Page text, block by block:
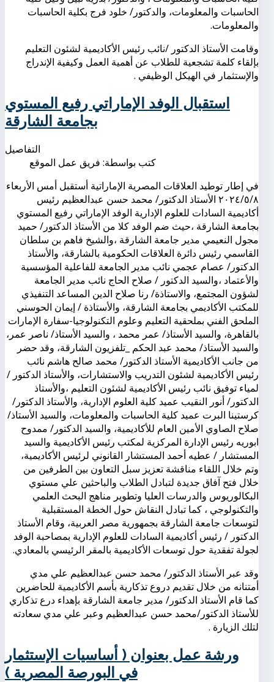
الحاسبات والمعلومات، والدكتور/ خلود فرج بكلية الحاسبات
والمعلومات.
وقامت الأستاذ الدكتور /نائب رئيس الأكاديمية لشئون التعليم
بإلقاء كلمة تشجعية للطلاب عن أهمية العمل وكيفية الإندراج
والإستثمار في الهيكل الوظيفي .
استقبال الوفد الإماراتي رفيع المستوي
بجامعة الشارقة
التفاصيل
كتب بواسطة: فريق عمل الموقع
في إطار توطيد العلاقات المصرية الإماراتية أستقبل أمس الأربعاء
٢٠٢٤/٥/٨ الأستاذ الدكتور/ محمد حسن عبدالعظيم رئيس
أكاديمية السادات للعلوم الإدارية الوفد الإماراتي رفيع المستوي
بجامعة الشارقة ،حيث ضم الوفد كلا من الأستاذ الدكتور/ حميد
مجول النعيمي مدير جامعة الشارقة ،والشيخ فاهم بن سلطان
القاسمي رئيس دائرة العلاقات الحكومية بالشارقة، والأستاذ
الدكتور/ عصام عجمي نائب مدير الجامعة للفاعلية المؤسسية
والأعتماد ،والسيد الدكتور / صلاح الحاج نائب مدير الجامعة
لشؤون المجتمع، والاستاذة/ رنا صلاح الدين المساعد التنفيذي
للمكتب الأكاديمي بجامعة الشارقة، والأستاذة / إيمان الحوسني
الملحق الفني بملحقية التعليم وعلوم التكنولوجيا-سفارة الإمارات
بالقاهرة، والسيد الأستاذ/ عمر محمد ، والسيد الأستاذ/ ناصر عمر،
والسيد الأستاذ/ محمد عبد الحكم _تلفزيون الشارقة، وقد حضر
من جانب الأكاديمية الأستاذ الدكتور/ محمد صالح هاشم نائب
رئيس الأكاديمية لشئون التدريب والاستشارات، والأستاذ الدكتور /
لمياء توفيق نائب رئيس الأكاديمية لشئون التعليم ،والأستاذ
الدكتور/ أنور النقيب عميد كلية العلوم الإدارية، والأستاذ الدكتور/
كرستينا البرت عميد كلية الحاسبات والمعلومات، والسيد الأستاذ/
صلاح الصاوي الأمين العام للأكاديمية، والسيد الدكتور/ ممدوح
ابوريه رئيس الإدارة المركزية لمكتب رئيس الأكاديمية والسيد
المستشار / عطيه أحمد المستشار القانوني لرئيس الأكاديمية،
وتم خلال اللقاء مناقشة تعزيز سبل التعاون بين الطرفين من
خلال فتح آفاق جديدة لتبادل الطلاب والباحثين علي مستوي
البكالوريوس والدرسات العليا وتطوير مناهج البحث العلمي
والتكنولوجي ، كما تبادل النقاش حول الخطة المستقبلية
لتوسعات جامعة الشارقة بجمهورية مصر العربية، وقام الأستاذ
الدكتور / رئيس أكاديمية السادات للعلوم الإدارية بمصاحبة الوفد
لجولة تفقدية حول توسعات الأكاديمية بالمقر الرئيسي بالمعادي.
وقد عبر الأستاذ الدكتور/ محمد حسن عبدالعظيم علي مدي
أمتنانه من خلال تقديم دروع تذكارية بأسم الأكاديمية للحاضرين
كما قام الأستاذ الدكتور/ مدير جامعة الشارقة بإهداء درع تذكاري
للأستاذ الدكتور/محمد حسن عبدالعظيم وعبر علي مدي سعادته
لتلك الزيارة .
ورشة عمل بعنوان ( أساسيات الإستثمار
في البورصة المصرية )